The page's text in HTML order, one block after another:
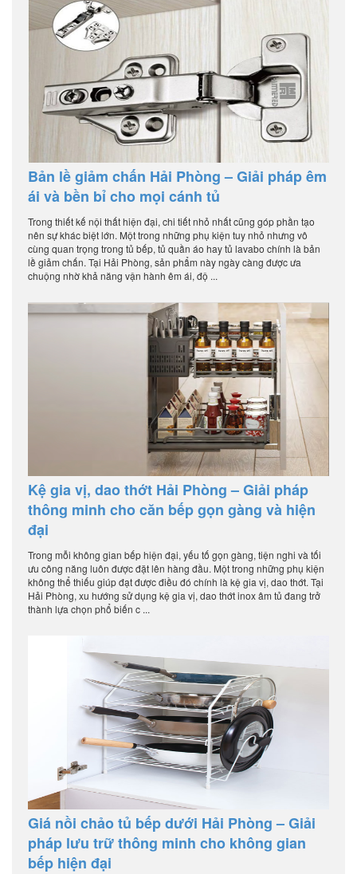
Bản lề giảm chấn Hải Phòng – Giải pháp êm
ái và bền bỉ cho mọi cánh tủ
Trong thiết kế nội thất hiện đại, chi tiết nhỏ nhất cũng góp phần tạo
nên sự khác biệt lớn. Một trong những phụ kiện tuy nhỏ nhưng vô
cùng quan trọng trong tủ bếp, tủ quần áo hay tủ lavabo chính là bản
lề giảm chấn. Tại Hải Phòng, sản phẩm này ngày càng được ưa
chuộng nhờ khả năng vận hành êm ái, độ ...
Kệ gia vị, dao thớt Hải Phòng – Giải pháp
thông minh cho căn bếp gọn gàng và hiện
đại
Trong mỗi không gian bếp hiện đại, yếu tố gọn gàng, tiện nghi và tối
ưu công năng luôn được đặt lên hàng đầu. Một trong những phụ kiện
không thể thiếu giúp đạt được điều đó chính là kệ gia vị, dao thớt. Tại
Hải Phòng, xu hướng sử dụng kệ gia vị, dao thớt inox âm tủ đang trở
thành lựa chọn phổ biến c ...
Giá nồi chảo tủ bếp dưới Hải Phòng – Giải
pháp lưu trữ thông minh cho không gian
bếp hiện đại